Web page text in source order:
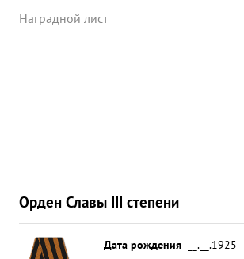
Наградной лист
Орден Славы III степени
Дата рождения
__.__.1925